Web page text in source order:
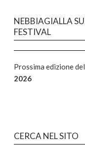
NEBBIAGIALLA
FESTIVAL
Prossima edizione
2026
CERCA NEL SITO